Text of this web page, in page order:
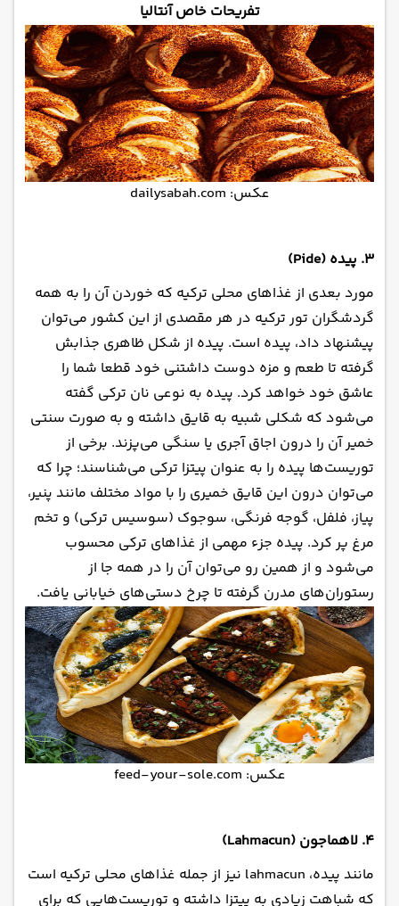
تفریحات خاص آنتالیا
عکس: dailysabah.com
۳. پیده (Pide)
مورد بعدی از غذاهای محلی ترکیه که خوردن آن را به همه
گردشگران تور ترکیه در هر مقصدی از این کشور می‌توان
پیشنهاد داد، پیده است. پیده از شکل ظاهری جذابش
گرفته تا طعم و مزه دوست داشتنی خود قطعا شما را
عاشق خود خواهد کرد. پیده به نوعی نان ترکی گفته
می‌شود که شکلی شبیه به قایق داشته و به صورت سنتی
خمیر آن را درون اجاق آجری یا سنگی می‌پزند. برخی از
توریست‌ها پیده را به عنوان پیتزا ترکی می‌شناسند؛ چرا که
می‌توان درون این قایق خمیری را با مواد مختلف مانند پنیر،
پیاز، فلفل، گوجه فرنگی، سوجوک (سوسیس ترکی) و تخم
مرغ پر کرد. پیده جزء مهمی از غذاهای ترکی محسوب
می‌شود و از همین رو می‌توان آن را در همه جا از
رستوران‌های مدرن گرفته تا چرخ دستی‌های خیابانی یافت.
عکس: feed-your-sole.com
۴. لاهماجون (Lahmacun)
مانند پیده، lahmacun نیز از جمله غذاهای محلی ترکیه است
که شباهت زیادی به پیتزا داشته و توریست‌هایی که برای